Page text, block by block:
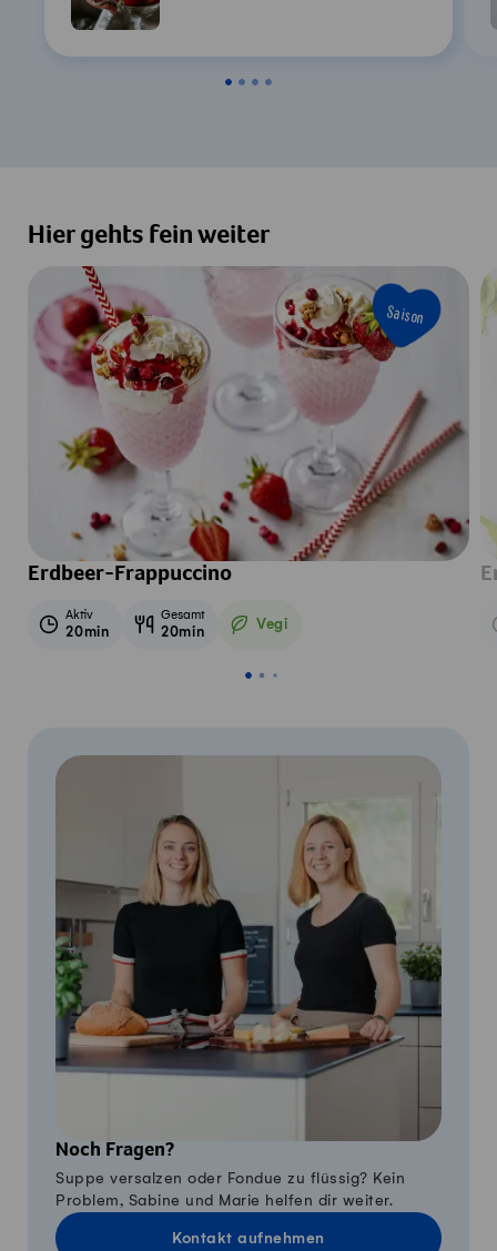
Hier gehts fein weiter
Saison
Erdbeer-Frappuccino
Aktiv
20min
Gesamt
20min Vegi
Vegetarisch
Noch Fragen?
Suppe versalzen oder Fondue zu flüssig? Kein
Problem, Sabine und Marie helfen dir weiter.
Kontakt aufnehmen